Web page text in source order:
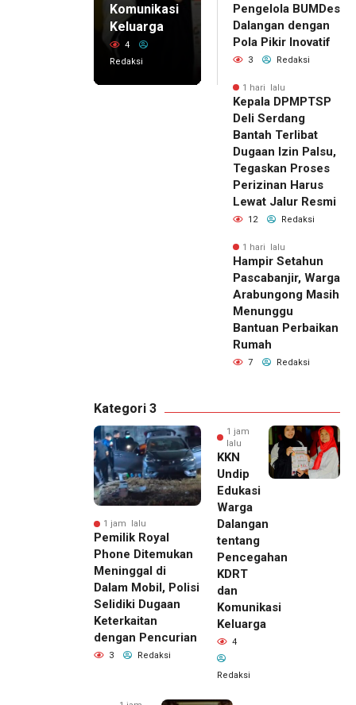
Komunikasi
Keluarga
4
Redaksi
Pengelola BUMDes
Dalangan dengan
Pola Pikir Inovatif
3 Redaksi
1 hari lalu
Kepala DPMPTSP
Deli Serdang
Bantah Terlibat
Dugaan Izin Palsu,
Tegaskan Proses
Perizinan Harus
Lewat Jalur Resmi
12 Redaksi
1 hari lalu
Hampir Setahun
Pascabanjir, Warga
Arabungong Masih
Menunggu
Bantuan Perbaikan
Rumah
7 Redaksi
Kategori 3
1 jam lalu
Pemilik Royal
Phone Ditemukan
Meninggal di
Dalam Mobil, Polisi
Selidiki Dugaan
Keterkaitan
dengan Pencurian
3 Redaksi
1 jam
lalu
KKN
Undip
Edukasi
Warga
Dalangan
tentang
Pencegahan
KDRT
dan
Komunikasi
Keluarga
4
Redaksi